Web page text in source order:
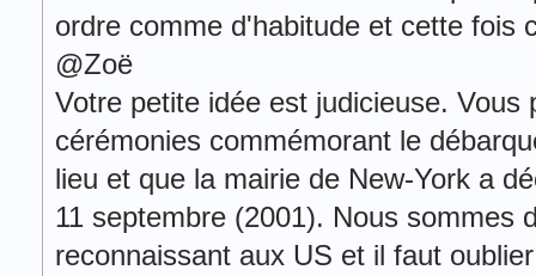
ordre comme d'habitude et cette fois
@Zoë
Votre petite idée est judicieuse. Vous
cérémonies commémorant le
lieu et que la mairie de New-York a
11 septembre (2001). Nous sommes
reconnaissant aux US et il faut